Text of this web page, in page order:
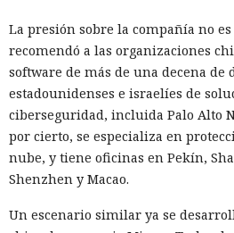
La presión sobre la compañía no
recomendó a las organizaciones
software de más de una decena de
estadounidenses e israelíes de
ciberseguridad, incluida Palo Alto
por cierto, se especializa en
nube, y tiene oficinas en Pekín,
Shenzhen y Macao.
Un escenario similar ya se